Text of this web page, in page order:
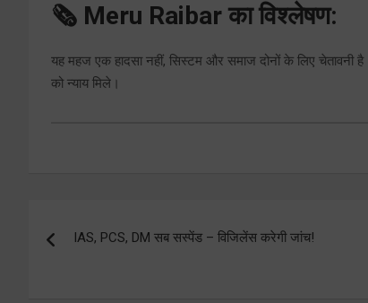
🗞 Meru Raibar का विश्लेषण:
यह महज एक हादसा नहीं, सिस्टम और समाज दोनों के लिए चेतावनी
को न्याय मिले।
navigation
IAS, PCS, DM सब सस्पेंड – विजिलेंस करेगी जांच!